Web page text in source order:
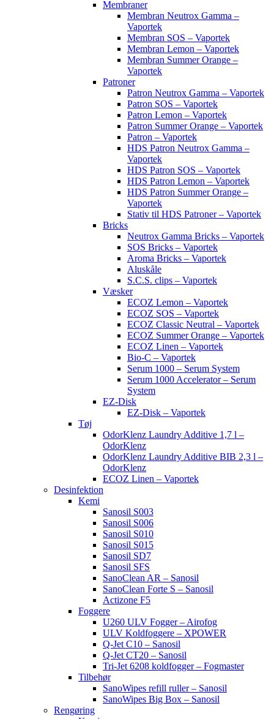
Membraner
Membran Neutrox Gamma –
Vaportek
Membran SOS – Vaportek
Membran Lemon – Vaportek
Membran Summer Orange –
Vaportek
Patroner
Patron Neutrox Gamma – Vaportek
Patron SOS – Vaportek
Patron Lemon – Vaportek
Patron Summer Orange – Vaportek
Patron – Vaportek
HDS Patron Neutrox Gamma –
Vaportek
HDS Patron SOS – Vaportek
HDS Patron Lemon – Vaportek
HDS Patron Summer Orange –
Vaportek
Stativ til HDS Patroner – Vaportek
Bricks
Neutrox Gamma Bricks – Vaportek
SOS Bricks – Vaportek
Aroma Bricks – Vaportek
Aluskåle
S.C.S. clips – Vaportek
Væsker
ECOZ Lemon – Vaportek
ECOZ SOS – Vaportek
ECOZ Classic Neutral – Vaportek
ECOZ Summer Orange – Vaportek
ECOZ Linen – Vaportek
Bio-C – Vaportek
Serum 1000 – Serum System
Serum 1000 Accelerator – Serum
System
EZ-Disk
EZ-Disk – Vaportek
Tøj
OdorKlenz Laundry Additive 1,7 l –
OdorKlenz
OdorKlenz Laundry Additive BIB 2,3 l –
OdorKlenz
ECOZ Linen – Vaportek
Desinfektion
Kemi
Sanosil S003
Sanosil S006
Sanosil S010
Sanosil S015
Sanosil SD7
Sanosil SFS
SanoClean AR – Sanosil
SanoClean Forte S – Sanosil
Actizone F5
Foggere
U260 ULV Fogger – Airofog
ULV Koldfoggere – XPOWER
Q-Jet C10 – Sanosil
Q-Jet CT20 – Sanosil
Tri-Jet 6208 koldfogger – Fogmaster
Tilbehør
SanoWipes refill ruller – Sanosil
SanoWipes Big Box – Sanosil
Rengøring